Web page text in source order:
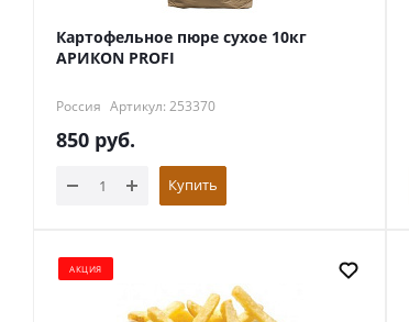
Картофельное пюре сухое 10кг
АРИКON PROFI
Россия Артикул: 253370
850 руб.
Купить
АКЦИЯ